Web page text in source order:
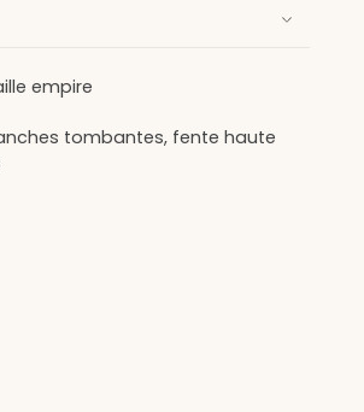
empire
tombantes, fente haute